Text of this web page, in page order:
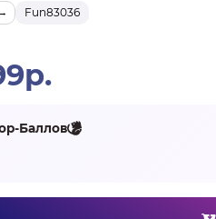
Fun83036
Баллов